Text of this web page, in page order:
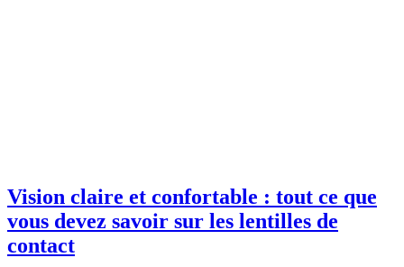
Vision claire et confortable : tout ce que
vous devez savoir sur les lentilles de
contact